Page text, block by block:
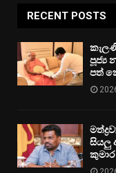
RECENT POSTS
පූජ්‍ය
පත්
සියලු